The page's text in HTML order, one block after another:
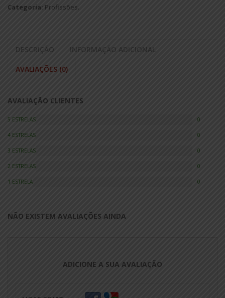
Categoria: Profissões.
DESCRIÇÃO INFORMAÇÃO ADICIONAL
AVALIAÇÕES (0)
AVALIAÇÃO CLIENTES
5 ESTRELAS 0
4 ESTRELAS 0
3 ESTRELAS 0
2 ESTRELAS 0
1 ESTRELA 0
NÃO EXISTEM AVALIAÇÕES AINDA
ADICIONE A SUA AVALIAÇÃO